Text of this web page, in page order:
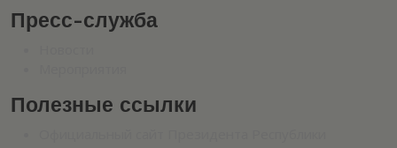
Пресс-служба
Полезные ссылки